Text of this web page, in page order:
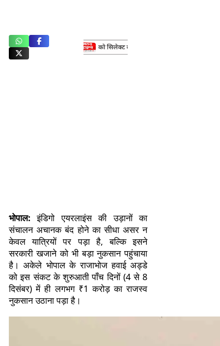
भोपाल: इंडिगो एयरलाइंस की उड़ानों का
संचालन अचानक बंद होने का सीधा असर न
केवल यात्रियों पर पड़ा है, बल्कि इसने
सरकारी खजाने को भी बड़ा नुकसान पहुंचाया
है। अकेले भोपाल के राजाभोज हवाई अड्डे
को इस संकट के शुरुआती पाँच दिनों (4 से 8
दिसंबर) में ही लगभग ₹1 करोड़ का राजस्व
नुकसान उठाना पड़ा है।